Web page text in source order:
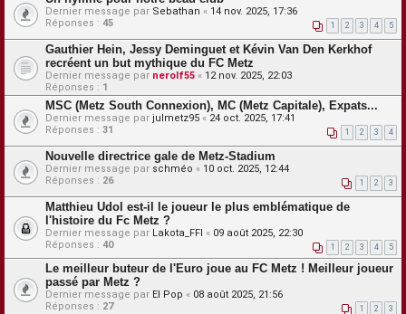
Dernier message par Sebathan « 14 nov. 2025, 17:36
Réponses : 45 1 2 3 4 5
Gauthier Hein, Jessy Deminguet et Kévin Van Den Kerkhof
recréent un but mythique du FC Metz
Dernier message par nerolf55 « 12 nov. 2025, 22:03
Réponses : 1
MSC (Metz South Connexion), MC (Metz Capitale), Expats...
Dernier message par julmetz95 « 24 oct. 2025, 17:41
Réponses : 31 1 2 3 4
Nouvelle directrice gale de Metz-Stadium
Dernier message par schméo « 10 oct. 2025, 12:44
Réponses : 26 1 2 3
Matthieu Udol est-il le joueur le plus emblématique de
l'histoire du Fc Metz ?
Dernier message par Lakota_FFI « 09 août 2025, 22:30
Réponses : 40 1 2 3 4 5
Le meilleur buteur de l'Euro joue au FC Metz ! Meilleur joueur
passé par Metz ?
Dernier message par El Pop « 08 août 2025, 21:56
Réponses : 27 1 2 3